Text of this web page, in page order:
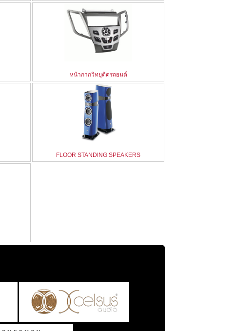
หน้ากากวิทยุติดรถยนต์
FLOOR STANDING SPEAKERS